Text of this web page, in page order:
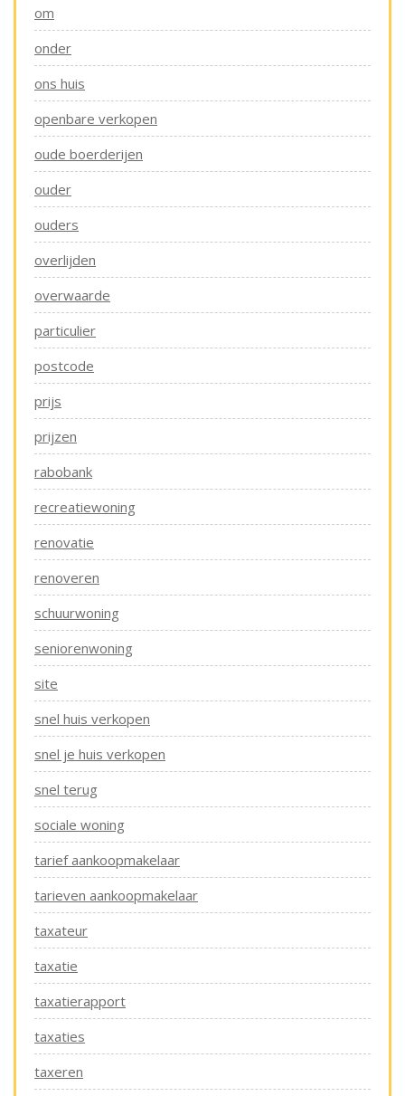
om
onder
ons huis
openbare verkopen
oude boerderijen
ouder
ouders
overlijden
overwaarde
particulier
postcode
prijs
prijzen
rabobank
recreatiewoning
renovatie
renoveren
schuurwoning
seniorenwoning
site
snel huis verkopen
snel je huis verkopen
snel terug
sociale woning
tarief aankoopmakelaar
tarieven aankoopmakelaar
taxateur
taxatie
taxatierapport
taxaties
taxeren